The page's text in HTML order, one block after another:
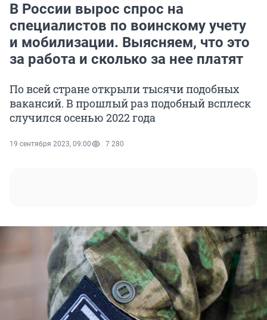
В России вырос спрос на
специалистов по воинскому учету
и мобилизации. Выясняем, что это
за работа и сколько за нее платят
По всей стране открыли тысячи подобных
вакансий. В прошлый раз подобный всплеск
случился осенью 2022 года
19 сентября 2023, 09:00 7 280